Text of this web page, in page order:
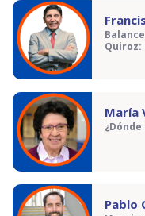
Quiroz:
María
Pablo